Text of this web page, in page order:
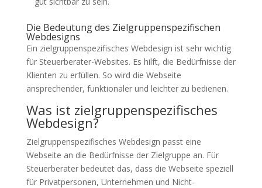
Die Bedeutung des Zielgruppenspezifischen
Webdesigns
Ein zielgruppenspezifisches Webdesign ist sehr wichtig
für Steuerberater-Websites. Es hilft, die Bedürfnisse der
Klienten zu erfüllen. So wird die Webseite
ansprechender, funktionaler und leichter zu bedienen.
Was ist zielgruppenspezifisches
Webdesign?
Zielgruppenspezifisches Webdesign passt eine
Webseite an die Bedürfnisse der Zielgruppe an. Für
Steuerberater bedeutet das, dass die Webseite speziell
für Privatpersonen, Unternehmen und Nicht-